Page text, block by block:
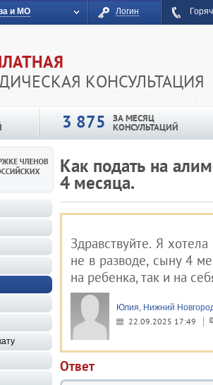
и МО Логин
КОНСУЛЬТАЦИЯ
3 875 ЗА МЕСЯЦ
КОНСУЛЬТАЦИЙ
Как подать на
4 месяца.
Здравствуйте. Я
не в разводе, сыну 4
на ребенка, так и на
Юлия, Нижний
22.09.2025 17:49
Ответ